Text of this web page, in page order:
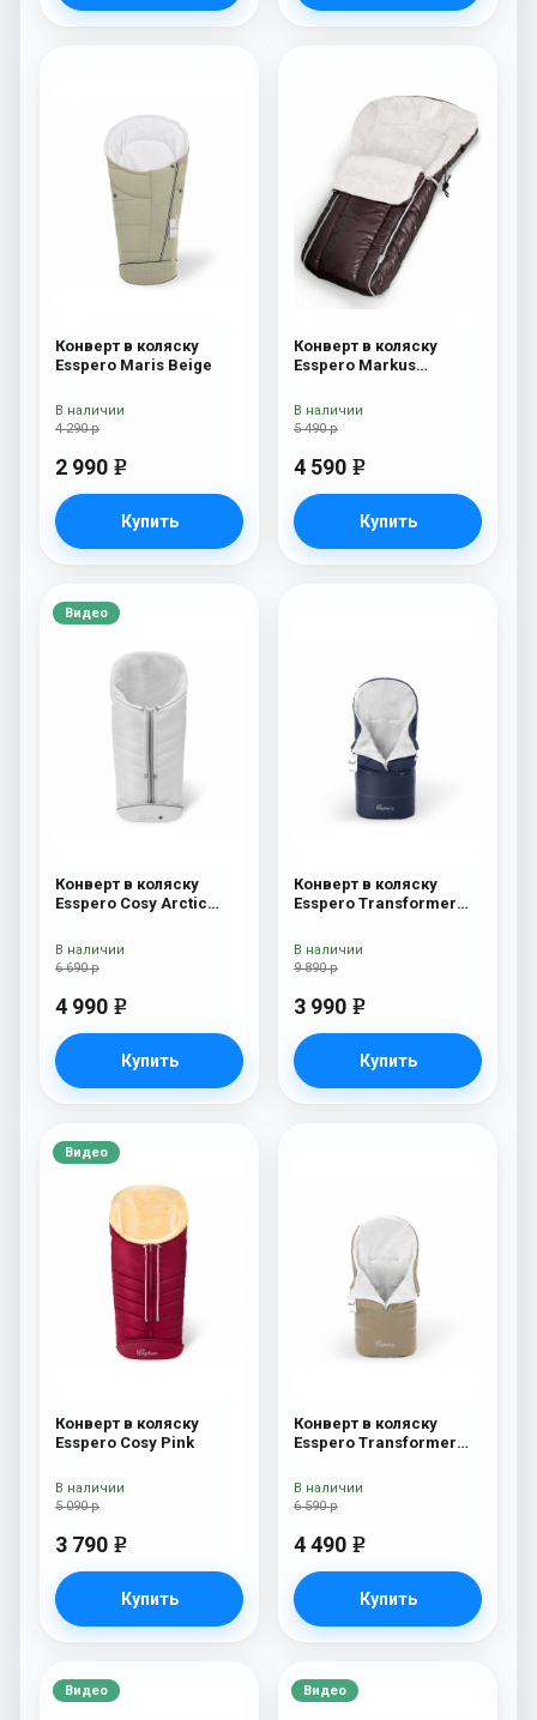
Конверт в коляску
Esspero Maris Beige
4 290 р
2 990 e
Купить
В наличии
Конверт в коляску
Esspero Markus
шерсть) Chocolat
5 490 р
4 590 e
Купить
В наличии
Видео
Конверт в коляску
Esspero Cosy Arctic
6 690 р
4 990 e
Купить
В наличии
Конверт в коляску
Esspero Transformer
100% шерсть) Navy
9 890 р
3 990 e
Купить
В наличии
Видео
Конверт в коляску
Esspero Cosy Pink
5 090 р
3 790 e
Купить
В наличии
Конверт в коляску
Esspero Transformer
100% шерсть)
Cappuccino
6 590 р
4 490 e
Купить
В наличии
Видео Видео